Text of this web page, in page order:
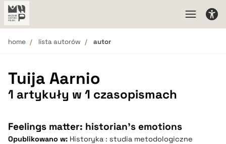
home lista autorów autor
Tuija Aarnio
1 artykuły w 1 czasopismach
Feelings matter: historian's emotions
Opublikowano w: Historyka : studia metodologiczne